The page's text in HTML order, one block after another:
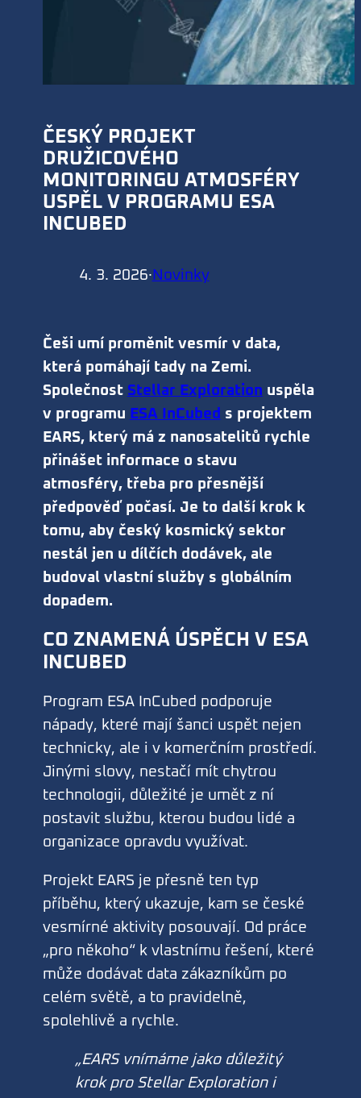
ČESKÝ PROJEKT
DRUŽICOVÉHO
MONITORINGU ATMOSFÉRY
USPĚL V PROGRAMU ESA
INCUBED
4. 3. 2026· Novinky
Češi umí proměnit vesmír v data,
která pomáhají tady na Zemi.
Společnost Stellar Exploration uspěla
v programu ESA InCubed s projektem
EARS, který má z nanosatelitů rychle
přinášet informace o stavu
atmosféry, třeba pro přesnější
předpověď počasí. Je to další krok k
tomu, aby český kosmický sektor
nestál jen u dílčích dodávek, ale
budoval vlastní služby s globálním
dopadem.
CO ZNAMENÁ ÚSPĚCH V ESA
INCUBED
Program ESA InCubed podporuje
nápady, které mají šanci uspět nejen
technicky, ale i v komerčním prostředí.
Jinými slovy, nestačí mít chytrou
technologii, důležité je umět z ní
postavit službu, kterou budou lidé a
organizace opravdu využívat.
Projekt EARS je přesně ten typ
příběhu, který ukazuje, kam se české
vesmírné aktivity posouvají. Od práce
„pro někoho“ k vlastnímu řešení, které
může dodávat data zákazníkům po
celém světě, a to pravidelně,
spolehlivě a rychle.
„EARS vnímáme jako důležitý
krok pro Stellar Exploration i